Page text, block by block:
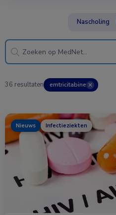
Nascholing
36 resultaten emtricitabine ✕
Nieuws Infectieziekten